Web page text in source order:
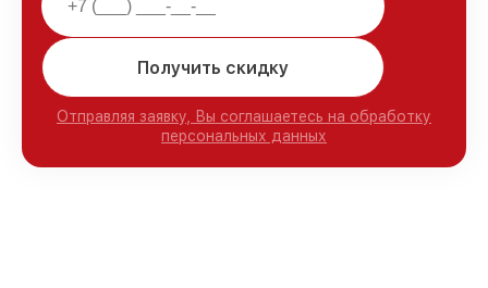
Получить скидку
Отправляя заявку, Вы соглашаетесь на обработку
персональных данных